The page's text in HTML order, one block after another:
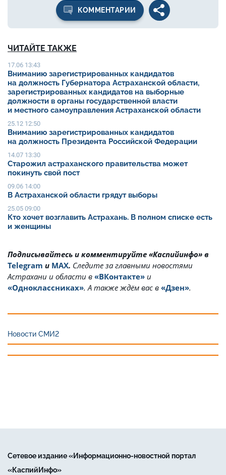
КОММЕНТАРИИ
ЧИТАЙТЕ ТАКЖЕ
17.06 13:43
Вниманию зарегистрированных кандидатов
на должность Губернатора Астраханской области,
зарегистрированных кандидатов на выборные
должности в органы государственной власти
и местного самоуправления Астраханской области
25.12 12:50
Вниманию зарегистрированных кандидатов
на должность Президента Российской Федерации
14.07 13:30
Старожил астраханского правительства может
покинуть свой пост
09.06 14:00
В Астраханской области грядут выборы
25.05 09:00
Кто хочет возглавить Астрахань. В полном списке есть
и женщины
Подписывайтесь и комментируйте «Каспийинфо» в
Telegram и MAX. Cледите за главными новостями
Астрахани и области в «ВКонтакте» и
«Одноклассниках». А также ждём вас в «Дзен».
Новости СМИ2
Сетевое издание «Информационно-новостной портал
«КаспийИнфо»